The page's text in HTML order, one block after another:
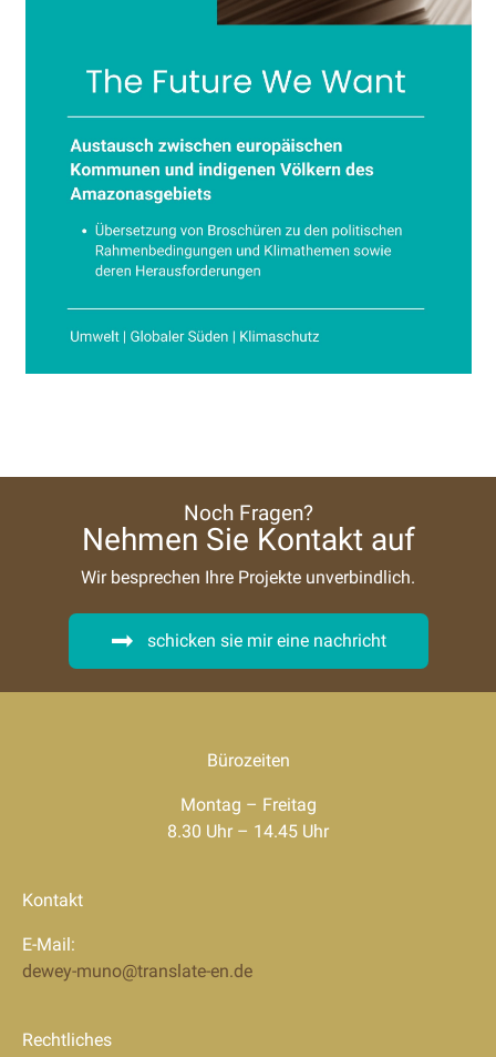
Noch Fragen?
Nehmen Sie Kontakt auf
Wir besprechen Ihre Projekte unverbindlich.
schicken sie mir eine nachricht
Bürozeiten
Montag – Freitag
8.30 Uhr – 14.45 Uhr
Kontakt
E-Mail:
dewey-muno@translate-en.de
Rechtliches